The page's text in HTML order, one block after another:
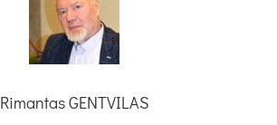
Rimantas GENTVILAS